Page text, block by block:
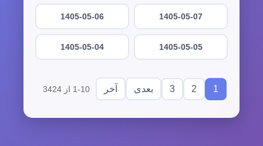
1405-05-07
1405-05-06
1405-05-05
1405-05-04
1
2
3 بعدی آخر 1-10 از 3424